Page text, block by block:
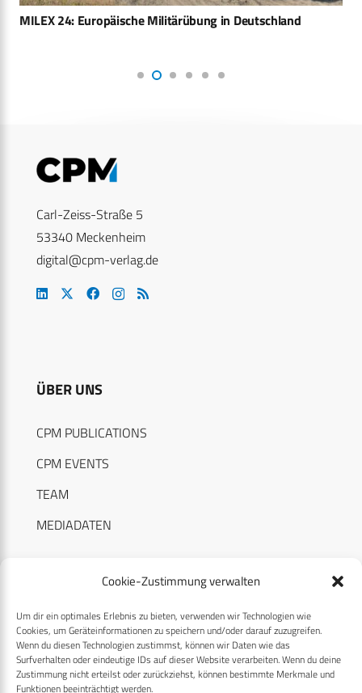
Cookie-Zustimmung verwalten
Um dir ein optimales Erlebnis zu bieten, verwenden wir Technologien wie
Cookies, um Geräteinformationen zu speichern und/oder darauf zuzugreifen.
Wenn du diesen Technologien zustimmst, können wir Daten wie das
Surfverhalten oder eindeutige IDs auf dieser Website verarbeiten. Wenn du deine
Zustimmung nicht erteilst oder zurückziehst, können bestimmte Merkmale und
Funktionen beeinträchtigt werden.
MILEX 24: Europäische Militärübung in Deutschland
Carl-Zeiss-Straße 5
53340 Meckenheim
digital@cpm-verlag.de
ÜBER UNS
CPM PUBLICATIONS
CPM EVENTS
TEAM
MEDIADATEN
RECHTLICHES
Datenschutzerklärung